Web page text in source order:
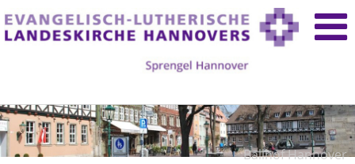
Ballhof Hannover